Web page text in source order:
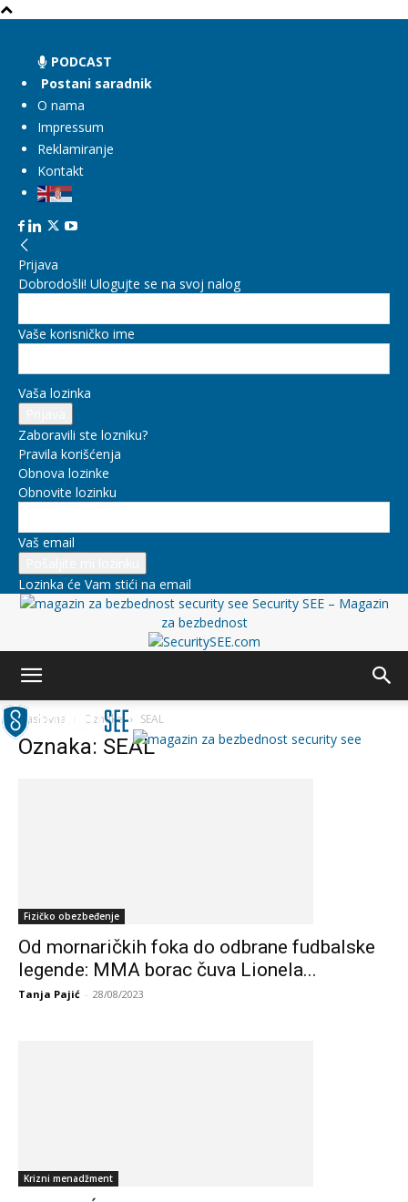
PODCAST
Postani saradnik
O nama
Impressum
Reklamiranje
Kontakt
Prijava
Dobrodošli! Ulogujte se na svoj nalog
Vaše korisničko ime
Vaša lozinka
Zaboravili ste lozniku?
Pravila korišćenja
Obnova lozinke
Obnovite lozinku
Vaš email
Lozinka će Vam stići na email
Security SEE – Magazin
za bezbednost
Naslovna Oznake SEAL
Oznaka: SEAL
Fizičko obezbeđenje
Od mornaričkih foka do odbrane fudbalske
legende: MMA borac čuva Lionela...
Tanja Pajić - 28/08/2023
Krizni menadžment